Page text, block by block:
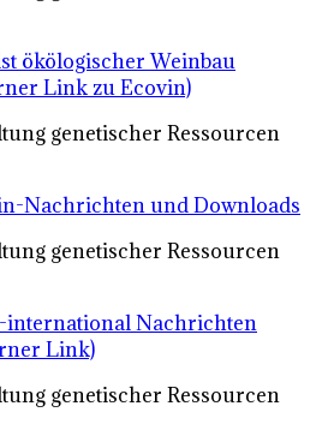
ökölogischer Weinbau
Link zu Ecovin)
genetischer Ressourcen
Nachrichten und Downloads
genetischer Ressourcen
international Nachrichten
Link)
genetischer Ressourcen